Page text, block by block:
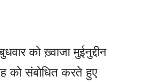
को ख़्वाजा मुईनुद्दीन
को संबोधित करते हुए